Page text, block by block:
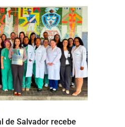
de Salvador recebe